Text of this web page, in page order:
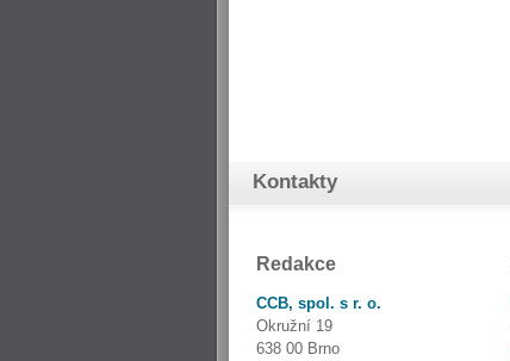
Kontakty
Redakce
CCB, spol. s r. o.
Okružní 19
638 00 Brno